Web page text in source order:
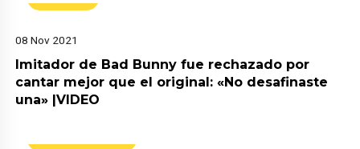
08 Nov 2021
Imitador de Bad Bunny fue rechazado por
cantar mejor que el original: «No desafinaste
una» |VIDEO